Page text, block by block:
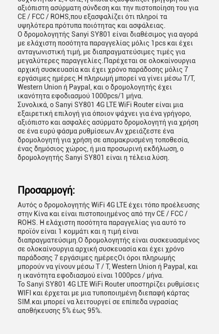
αξιόπιστη ασύρματη σύνδεση και την πιστοποίηση του για
CE / FCC / ROHS,που εξασφαλίζει ότι πληροί τα
υψηλότερα πρότυπα ποιότητας και ασφάλειας.
Ο δρομολογητής Sanyi SY801 είναι διαθέσιμος για αγορά
με ελάχιστη ποσότητα παραγγελίας μόλις 1pcs και έχει
ανταγωνιστική τιμή, με διαπραγματεύσιμες τιμές για
μεγαλύτερες παραγγελίες.Παρέχεται σε ολοκαίνουργια
αρχική συσκευασία και έχει χρόνο παράδοσης μόλις 7
εργάσιμες ημέρες.Η πληρωμή μπορεί να γίνει μέσω T/T,
Western Union ή Paypal, και ο δρομολογητής έχει
ικανότητα εφοδιασμού 1000pcs/1 μήνα.
Συνολικά, ο Sanyi SY801 4G LTE WiFi Router είναι μια
εξαιρετική επιλογή για όποιον ψάχνει για ένα γρήγορο,
αξιόπιστο και ασφαλές ασύρματο δρομολογητή για χρήση
σε ένα ευρύ φάσμα ρυθμίσεων.Αν χρειάζεστε ένα
δρομολογητή για χρήση σε απομακρυσμένη τοποθεσία,
ένας δημόσιος χώρος, ή μια προσωρινή εκδήλωση, ο
δρομολογητής Sanyi SY801 είναι η τέλεια λύση.
Προσαρμογή:
Αυτός ο δρομολογητής WiFi 4G LTE έχει τόπο προέλευσης
στην Κίνα και είναι πιστοποιημένος από την CE / FCC /
ROHS. Η ελάχιστη ποσότητα παραγγελίας για αυτό το
προϊόν είναι 1 κομμάτι και η τιμή είναι
διαπραγματεύσιμη.Ο δρομολογητής είναι συσκευασμένος
σε ολοκαίνουργια αρχική συσκευασία και έχει χρόνο
παράδοσης 7 εργάσιμες ημέρεςΟι όροι πληρωμής
μπορούν να γίνουν μέσω T / T, Western Union ή Paypal, και
η ικανότητα εφοδιασμού είναι 1000pcs / μήνα.
Το Sanyi SY801 4G LTE WiFi Router υποστηρίζει ρυθμίσεις
WIFI και έρχεται με μια τυποποιημένη διεπαφή κάρτας
SIM.και μπορεί να λειτουργεί σε επίπεδα υγρασίας
αποθήκευσης 5% έως 95%.